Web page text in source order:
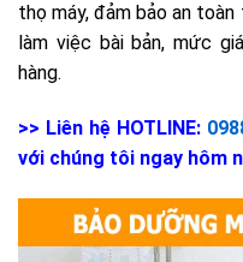
thọ máy, đảm bảo an
làm việc bài bản, mức
hàng.
>> Liên hệ HOTLINE:
với chúng tôi ngay hôm